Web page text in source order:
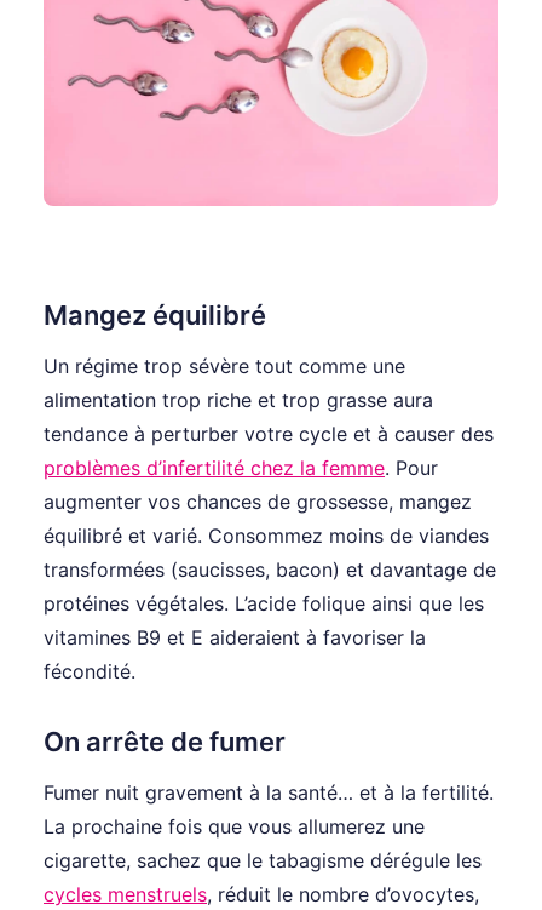
Mangez équilibré
Un régime trop sévère tout comme une
alimentation trop riche et trop grasse aura
tendance à perturber votre cycle et à causer des
problèmes d’infertilité chez la femme. Pour
augmenter vos chances de grossesse, mangez
équilibré et varié. Consommez moins de viandes
transformées (saucisses, bacon) et davantage de
protéines végétales. L’acide folique ainsi que les
vitamines B9 et E aideraient à favoriser la
fécondité.
On arrête de fumer
Fumer nuit gravement à la santé… et à la fertilité.
La prochaine fois que vous allumerez une
cigarette, sachez que le tabagisme dérégule les
cycles menstruels, réduit le nombre d’ovocytes,